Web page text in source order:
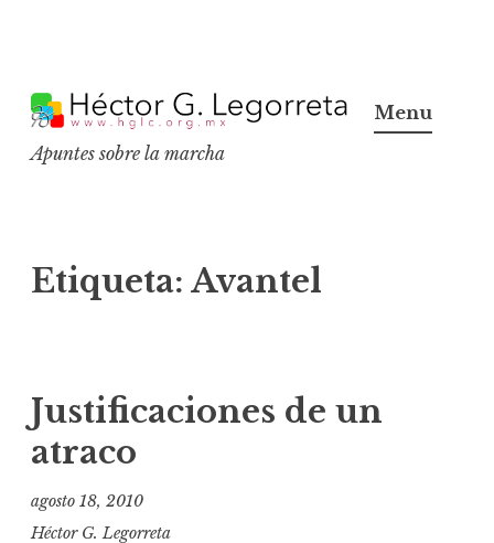
k
p
c
o
t
Apuntes sobre la marcha
Menu
Etiqueta: Avantel
Justificaciones de un
atraco
agosto 18, 2010
Héctor G. Legorreta